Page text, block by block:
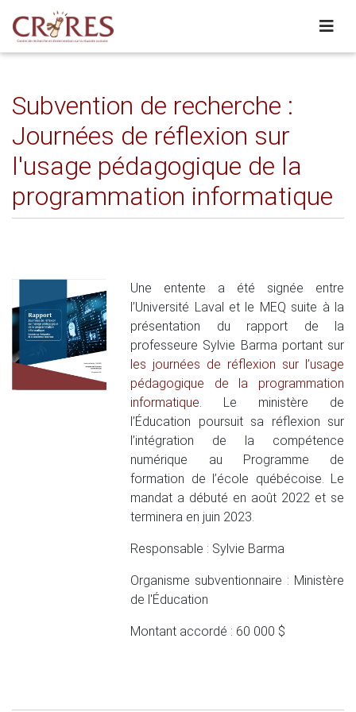
Subvention de recherche :
Journées de réflexion sur
l'usage pédagogique de la
programmation informatique
Une entente a été signée entre
l’Université Laval et le MEQ suite à la
présentation du rapport de la
professeure Sylvie Barma portant sur
les journées de réflexion sur l’usage
pédagogique de la programmation
informatique. Le ministère de
l’Éducation poursuit sa réflexion sur
l’intégration de la compétence
numérique au Programme de
formation de l’école québécoise. Le
mandat a débuté en août 2022 et se
terminera en juin 2023.
Responsable : Sylvie Barma
Organisme subventionnaire : Ministère
de l'Éducation
Montant accordé : 60 000 $